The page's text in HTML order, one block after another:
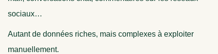
sociaux…
Autant de données riches, mais complexes à exploiter
manuellement.